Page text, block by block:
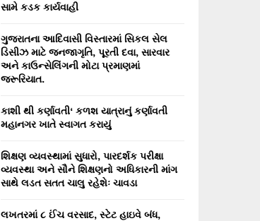
સામે કડક કાર્યવાહી
ગુજરાતના આદિવાસી વિસ્તારમાં સિકલ સેલ
ડિસીઝ માટે જનજાગૃતિ, પૂરતી દવા, સારવાર
અને કાઉન્સેલિંગની મોટા પ્રમાણમાં
જરૂરિયાત.
કાશી થી કર્ણાવતી‘ કળશ યાત્રાનું કર્ણાવતી
મહાનગર ખાતે સ્વાગત કરાયું
શિક્ષણ વ્યવસ્થામાં સુધારો, પારદર્શક પરીક્ષા
વ્યવસ્થા અને સૌને શિક્ષણનો અધિકારની માંગ
સાથે લડત સતત ચાલુ રહેશેઃ ચાવડા
લખતરમાં ૮ ઈંચ વરસાદ, સ્ટેટ હાઇવે બંધ,